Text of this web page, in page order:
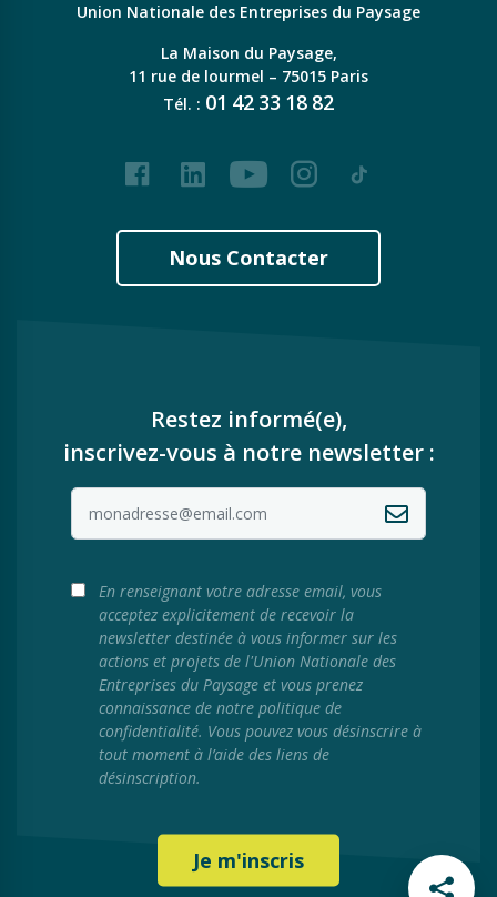
Union Nationale des Entreprises du Paysage
La Maison du Paysage,
11 rue de lourmel – 75015 Paris
Tél. : 01 42 33 18 82
FacebookLinkedInYoutubeInstagram
Tiktok
Nous Contacter
Restez informé(e),
inscrivez-vous à notre newsletter :
En renseignant votre adresse email, vous
acceptez explicitement de recevoir la
newsletter destinée à vous informer sur les
actions et projets de l'Union Nationale des
Entreprises du Paysage et vous prenez
connaissance de notre politique de
confidentialité. Vous pouvez vous désinscrire à
tout moment à l’aide des liens de
désinscription.